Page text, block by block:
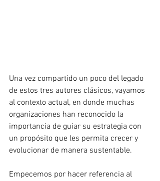
Una vez compartido un poco del legado
de estos tres autores clásicos, vayamos
al contexto actual, en donde muchas
organizaciones han reconocido la
importancia de guiar su estrategia con
un propósito que les permita crecer y
evolucionar de manera sustentable.
Empecemos por hacer referencia al